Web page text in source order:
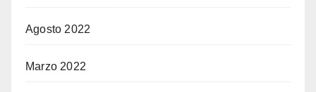
Agosto 2022
Marzo 2022